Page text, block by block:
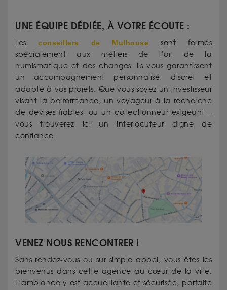
UNE ÉQUIPE DÉDIÉE, À VOTRE ÉCOUTE :
Lesconseillers de Mulhouse sont formés
spécialement aux métiers de l’or, de la
numismatique et des changes. Ils vous garantissent
un accompagnement personnalisé, discret et
adapté à vos projets. Que vous soyez un investisseur
visant la performance, un voyageur à la recherche
de devises fiables, ou un collectionneur exigeant –
vous trouverez ici un interlocuteur digne de
confiance.
VENEZ NOUS RENCONTRER !
Sans rendez-vous ou sur simple appel, vous êtes les
bienvenus dans cette agence au cœur de la ville.
L’ambiance y est accueillante et sécurisée, parfaite